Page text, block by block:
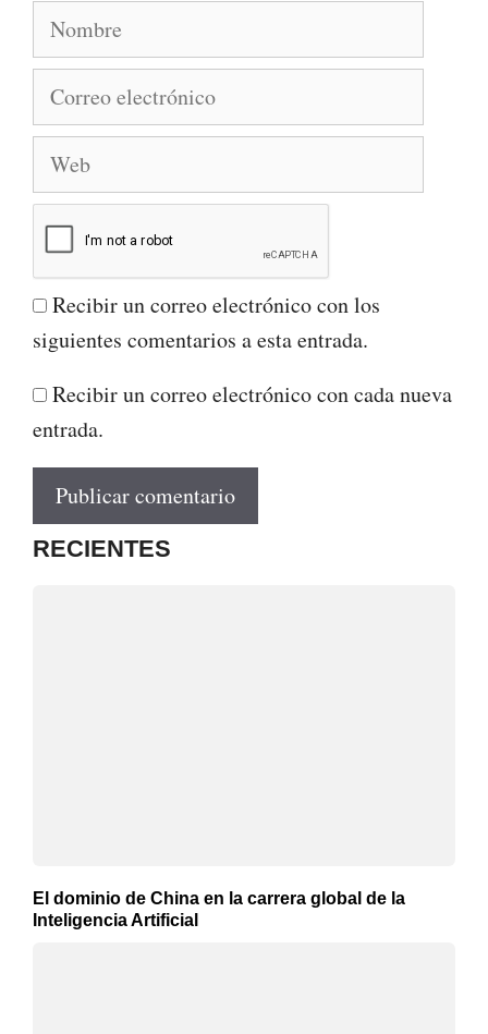
Nombre
Correo
Web
Recibir un correo electrónico con los
siguientes comentarios a esta entrada.
Recibir un correo electrónico con cada nueva
entrada.
RECIENTES
El dominio de China en la carrera global de la
Inteligencia Artificial